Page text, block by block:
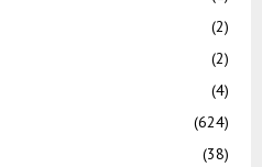
(2)
(2)
(4)
(624)
(38)